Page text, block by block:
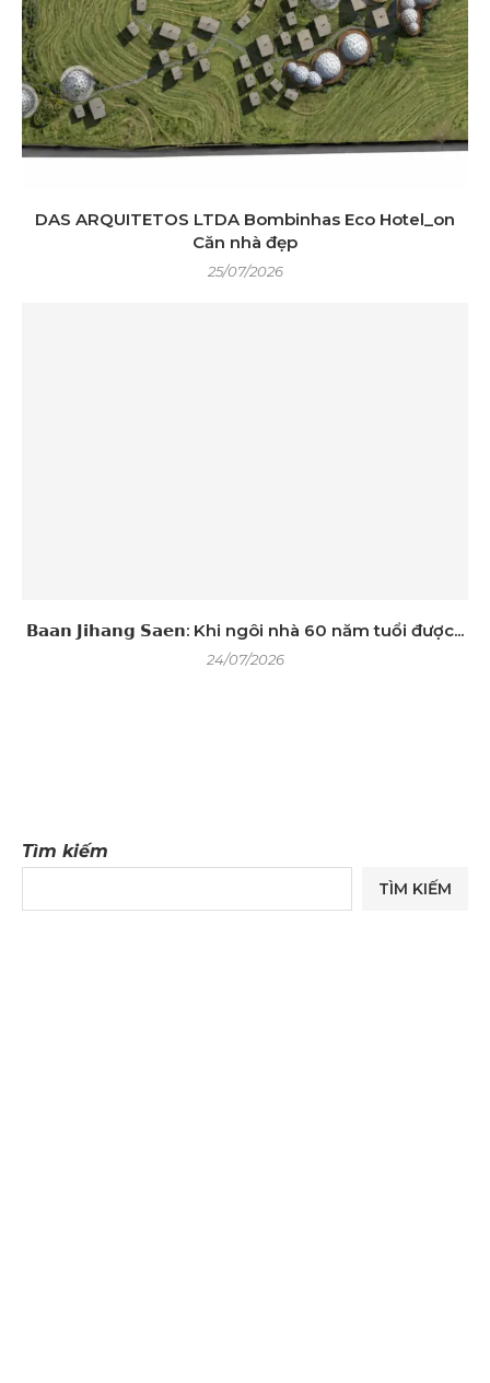
DAS ARQUITETOS LTDA Bombinhas Eco Hotel_on
Căn nhà đẹp
25/07/2026
𝗕𝗮𝗮𝗻 𝗝𝗶𝗵𝗮𝗻𝗴 𝗦𝗮𝗲𝗻: Khi ngôi nhà 60 năm tuổi được...
24/07/2026
Tìm kiếm
TÌM KIẾM